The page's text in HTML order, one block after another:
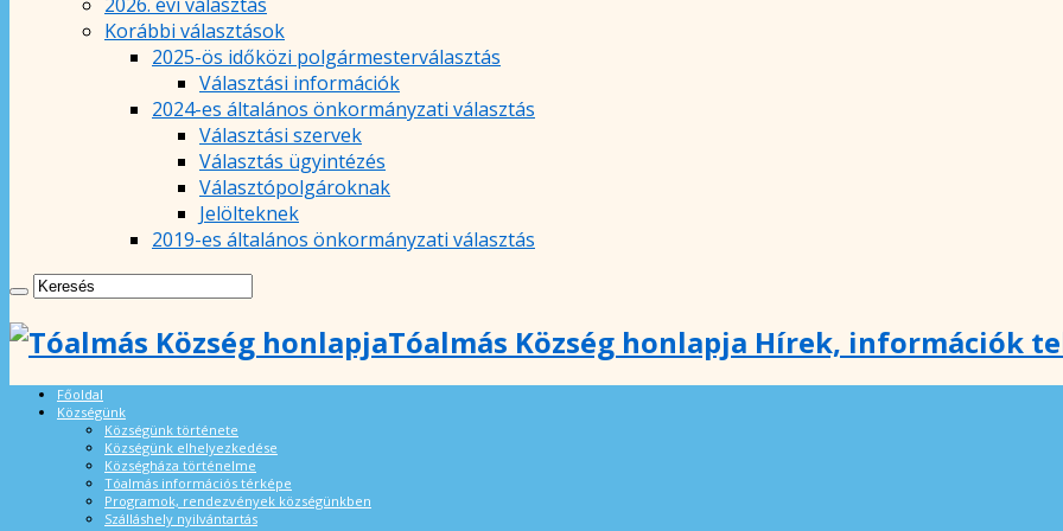
Korábbi választások
2025-ös időközi polgármesterválasztás
Választási információk
2024-es általános önkormányzati választás
Választási szervek
Választás ügyintézés
Választópolgároknak
Jelölteknek
2019-es általános önkormányzati választás
Tóalmás Község honlapja Hírek, információk
Főoldal
Községünk
Községünk története
Községünk elhelyezkedése
Községháza történelme
Tóalmás információs térképe
Programok, rendezvények községünkben
Szálláshely nyilvántartás